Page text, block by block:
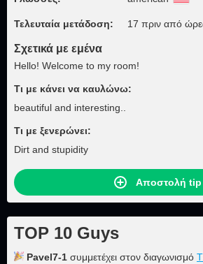
Τελευταία μετάδοση: 17 πριν από
Σχετικά με εμένα
Hello! Welcome to my room!
Τι με κάνει να καυλώνω:
beautiful and interesting..
Τι με ξενερώνει:
Dirt and stupidity
Αποστολή tip
TOP 10 Guys
Pavel7-1 συμμετέχει στον διαγωνισμό